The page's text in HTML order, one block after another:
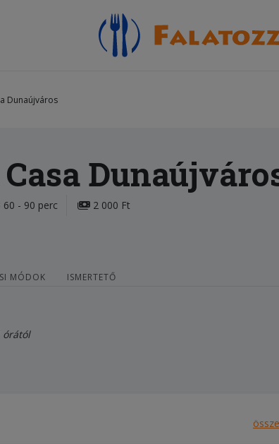
Dunaújváros
60 - 90 perc 2 000 Ft
MÓDOK ISMERTETŐ
órától